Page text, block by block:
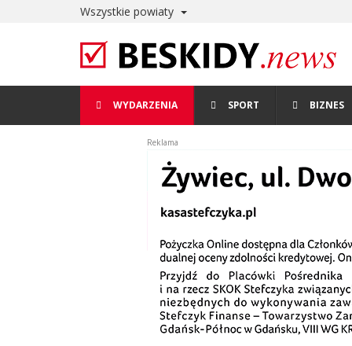
wodą
rybami?
Przejdź do głównej treści
Wszystkie powiaty
Menu
główne
WYDARZENIA SPORT BIZNES
Reklama